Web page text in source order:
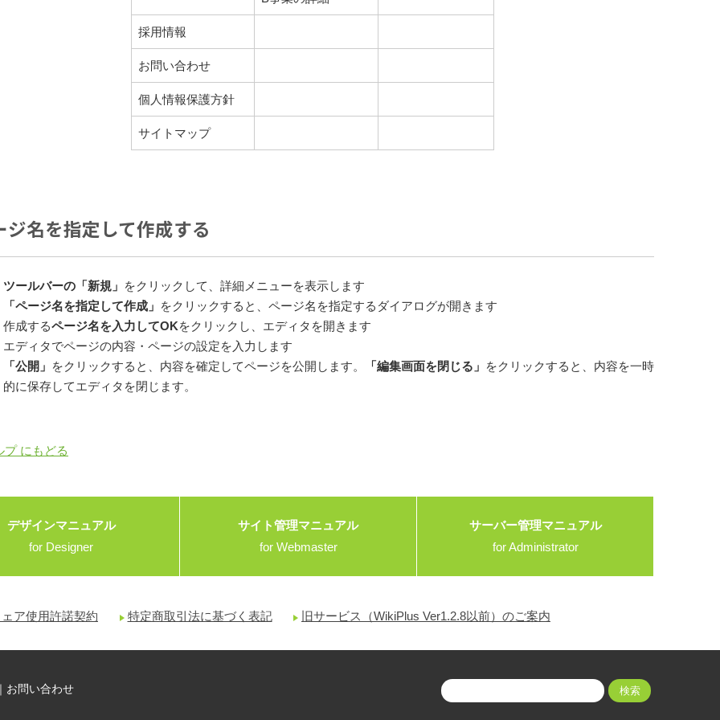
採用情報
お問い合わせ
個人情報保護方針
サイトマップ
ジ名を指定して作成する
ツールバーの「新規」 をクリックして、詳細メニューを表示します
「ページ名を指定して作成」 をクリックすると、ページ名を指定するダイアログが開きます
作成するページ名を入力してOKをクリックし、エディタを開きます
エディタでページの内容・ページの設定を入力します
「公開」 をクリックすると、内容を確定してページを公開します。 「編集画面を閉じる」 をクリックすると、内容を一時
的に保存してエディタを閉じます。
プ にもどる
デザインマニュアル
for Designer
サイト管理マニュアル
for Webmaster
サーバー管理マニュアル
for Administrator
ア使用許諾契約 特定商取引法に基づく表記 旧サービス（WikiPlus Ver1.2.8以前）のご案内
お問い合わせ